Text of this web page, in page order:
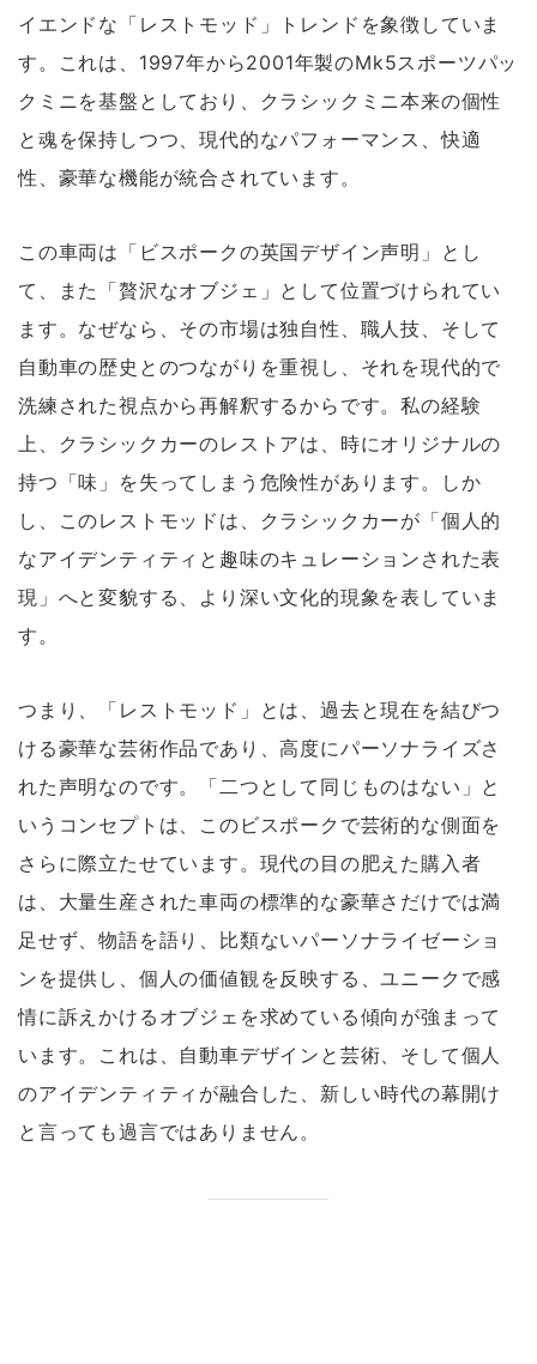
イエンドな「レストモッド」トレンドを象徴していま
す。これは、1997年から2001年製のMk5スポーツパッ
クミニを基盤としており、クラシックミニ本来の個性
と魂を保持しつつ、現代的なパフォーマンス、快適
性、豪華な機能が統合されています。
この車両は「ビスポークの英国デザイン声明」とし
て、また「贅沢なオブジェ」として位置づけられてい
ます。なぜなら、その市場は独自性、職人技、そして
自動車の歴史とのつながりを重視し、それを現代的で
洗練された視点から再解釈するからです。私の経験
上、クラシックカーのレストアは、時にオリジナルの
持つ「味」を失ってしまう危険性があります。しか
し、このレストモッドは、クラシックカーが「個人的
なアイデンティティと趣味のキュレーションされた表
現」へと変貌する、より深い文化的現象を表していま
す。
つまり、「レストモッド」とは、過去と現在を結びつ
ける豪華な芸術作品であり、高度にパーソナライズさ
れた声明なのです。「二つとして同じものはない」と
いうコンセプトは、このビスポークで芸術的な側面を
さらに際立たせています。現代の目の肥えた購入者
は、大量生産された車両の標準的な豪華さだけでは満
足せず、物語を語り、比類ないパーソナライゼーショ
ンを提供し、個人の価値観を反映する、ユニークで感
情に訴えかけるオブジェを求めている傾向が強まって
います。これは、自動車デザインと芸術、そして個人
のアイデンティティが融合した、新しい時代の幕開け
と言っても過言ではありません。